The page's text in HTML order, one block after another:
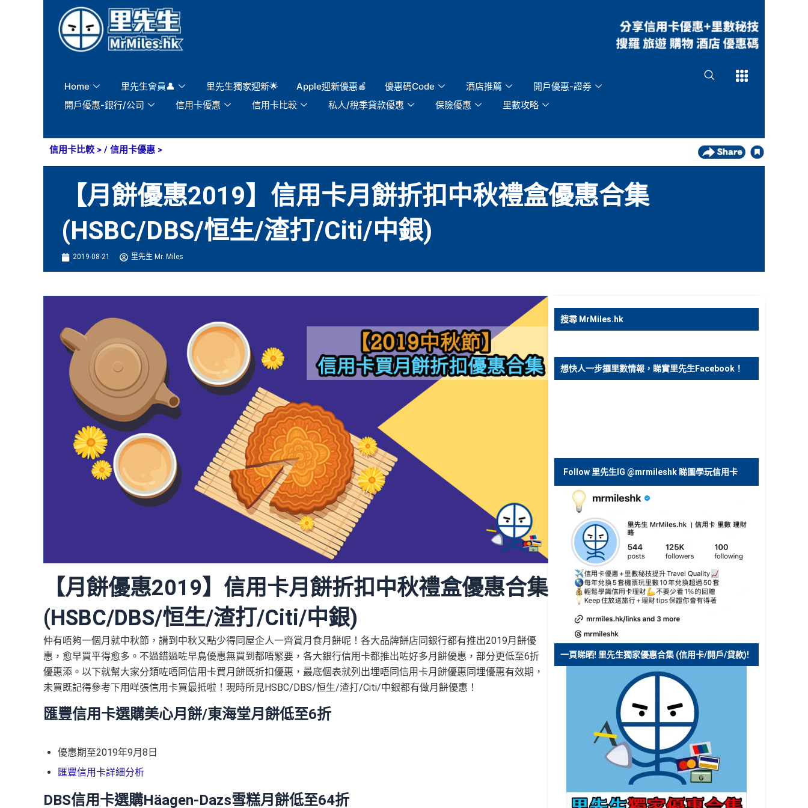
Home 里先生會員👤 里先生獨家迎新🌟 Apple迎新優惠🍎 優惠碼Code 酒店推薦
開戶優惠-證券
開戶優惠-銀行/公司
信用卡優惠 信用卡比較 私人/稅季貸款優惠 保險優惠 里數攻略
Open
信用卡比較 > / 信用卡優惠 >
【月餅優惠2019】信用卡月餅折扣中秋禮盒優惠合集
(HSBC/DBS/恒生/渣打/Citi/中銀)
2019-08-21 里先生 Mr. Miles
【月餅優惠2019】信用卡月餅折扣中秋禮盒優惠合集
(HSBC/DBS/恒生/渣打/Citi/中銀)
仲有唔夠一個月就中秋節，講到中秋又點少得同屋企人一齊賞月食月餅呢！各大品牌餅店同銀行都有推出2019月餅優
惠，愈早買平得愈多。不過錯過咗早鳥優惠無買到都唔緊要，各大銀行信用卡都推出咗好多月餅優惠，部分更低至6折
優惠添。以下就幫大家分類咗唔同信用卡買月餅既折扣優惠，最底個表就列出埋唔同信用卡月餅優惠同埋優惠有效期，
未買既記得參考下用咩張信用卡買最抵啦！現時所見HSBC/DBS/恒生/渣打/Citi/中銀都有做月餅優惠！
匯豐信用卡選購美心月餅/東海堂月餅低至6折
優惠期至2019年9月8日
匯豐信用卡詳細分析
DBS信用卡選購Häagen-Dazs雪糕月餅低至64折
搜尋 MrMiles.hk
想快人一步攞里數情報，睇實里先生Facebook！
Follow 里先生IG @mrmileshk 睇圖學玩信用卡
一頁睇晒! 里先生獨家優惠合集 (信用卡/開戶/貸款)!